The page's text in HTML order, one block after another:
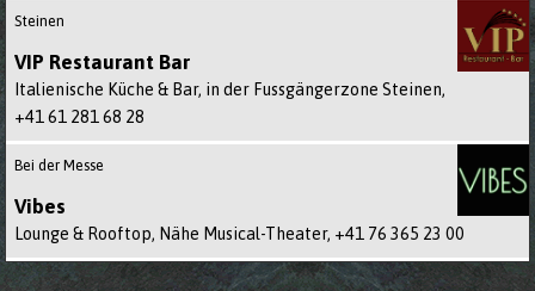
Steinen
VIP Restaurant Bar
Italienische Küche & Bar, in der Fussgängerzone Steinen,
+41 61 281 68 28
Bei der Messe
Vibes
Lounge & Rooftop, Nähe Musical-Theater, +41 76 365 23 00